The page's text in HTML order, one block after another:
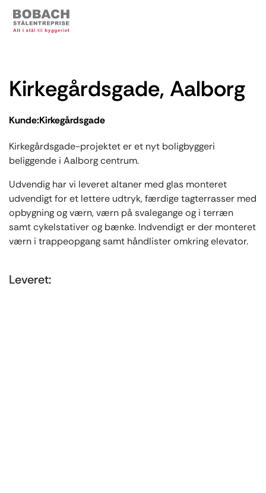
Kirkegårdsgade, Aalborg
Kunde:Kirkegårdsgade
Kirkegårdsgade-projektet er et nyt boligbyggeri
beliggende i Aalborg centrum.
Udvendig har vi leveret altaner med glas monteret
udvendigt for et lettere udtryk, færdige tagterrasser med
opbygning og værn, værn på svalegange og i terræn
samt cykelstativer og bænke. Indvendigt er der monteret
værn i trappeopgang samt håndlister omkring elevator.
Leveret: